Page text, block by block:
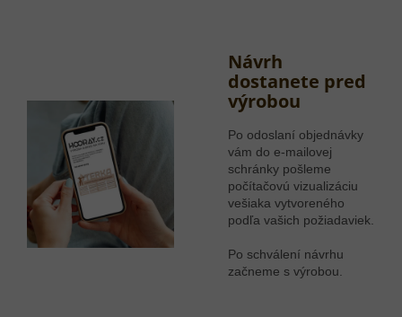
Návrh
dostanete pred
výrobou
Po odoslaní objednávky
vám do e-mailovej
schránky pošleme
počítačovú vizualizáciu
vešiaka vytvoreného
podľa vašich požiadaviek.
Po schválení návrhu
začneme s výrobou.